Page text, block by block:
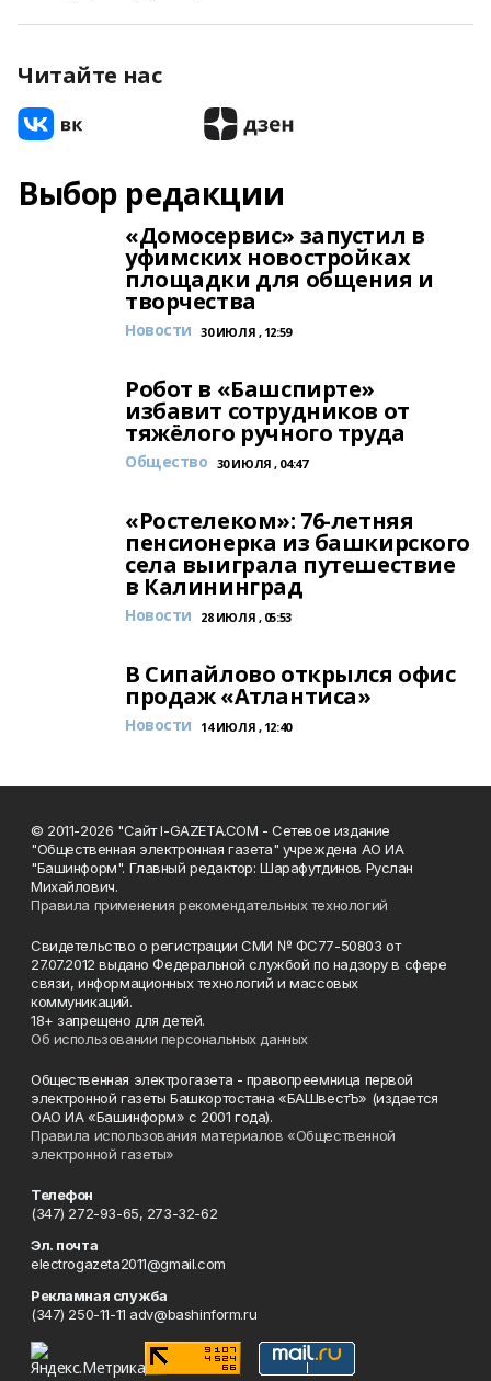
Читайте нас
Выбор редакции
«Домосервис» запустил в
уфимских новостройках
площадки для общения и
творчества
Новости 30 ИЮЛЯ , 12:59
Робот в «Башспирте»
избавит сотрудников от
тяжёлого ручного труда
Общество 30 ИЮЛЯ , 04:47
«Ростелеком»: 76-летняя
пенсионерка из башкирского
села выиграла путешествие
в Калининград
Новости 28 ИЮЛЯ , 05:53
В Сипайлово открылся офис
продаж «Атлантиса»
Новости 14 ИЮЛЯ , 12:40
© 2011-2026 "Сайт I-GAZETA.COM - Сетевое издание
"Общественная электронная газета" учреждена АО ИА
"Башинформ". Главный редактор: Шарафутдинов Руслан
Михайлович.
Правила применения рекомендательных технологий
Свидетельство о регистрации СМИ № ФС77-50803 от
27.07.2012 выдано Федеральной службой по надзору в сфере
связи, информационных технологий и массовых
коммуникаций.
18+ запрещено для детей.
Об использовании персональных данных
Общественная электрогазета - правопреемница первой
электронной газеты Башкортостана «БАШвестЪ» (издается
ОАО ИА «Башинформ» с 2001 года).
Правила использования материалов «Общественной
электронной газеты»
Телефон
(347) 272-93-65, 273-32-62
Эл. почта
electrogazeta2011@gmail.com
Рекламная служба
(347) 250-11-11 adv@bashinform.ru